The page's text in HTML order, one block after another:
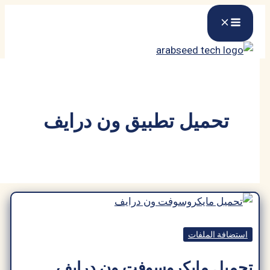
تطبيق ون درايف
الملفات